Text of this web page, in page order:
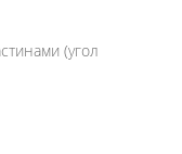
(угол